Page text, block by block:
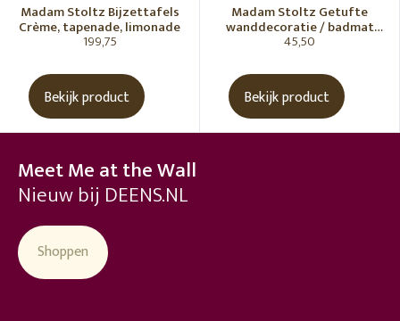
Madam Stoltz Bijzettafels
Crème, tapenade, limonade
199,75
Bekijk product
Madam Stoltz Getufte
wanddecoratie / badmat
Vanille
45,50
Bekijk product
Meet Me at the Wall
Nieuw bij DEENS.NL
Shoppen